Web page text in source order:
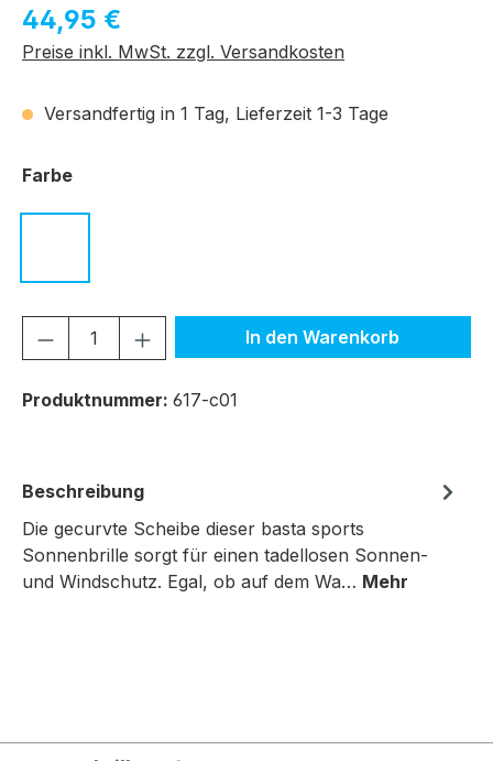
Regulärer Preis:
44,95 €
Preise inkl. MwSt. zzgl. Versandkosten
Versandfertig in 1 Tag, Lieferzeit 1-3 Tage
Farbeauswählen
Produkt Anzahl: Gib den gewünschten
In den Warenkorb
Produktnummer: 617-c01
Beschreibung
Die gecurvte Scheibe dieser basta sports
Sonnenbrille sorgt für einen tadellosen Sonnen-
und Windschutz. Egal, ob auf dem Wa… Mehr